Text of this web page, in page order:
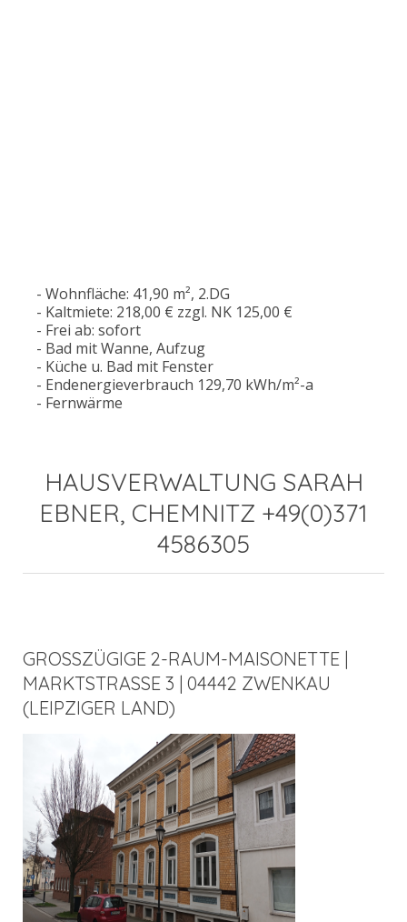
- Wohnfläche: 41,90 m², 2.DG
- Kaltmiete: 218,00 € zzgl. NK 125,00 €
- Frei ab: sofort
- Bad mit Wanne, Aufzug
- Küche u. Bad mit Fenster
- Endenergieverbrauch 129,70 kWh/m²-a
- Fernwärme
HAUSVERWALTUNG SARAH
EBNER, CHEMNITZ +49(0)371
4586305
GROSSZÜGIGE 2-RAUM-MAISONETTE |
MARKTSTRASSE 3 | 04442 ZWENKAU
(LEIPZIGER LAND)